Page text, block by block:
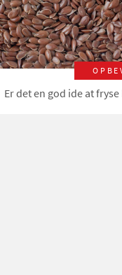
Er det en god ide at